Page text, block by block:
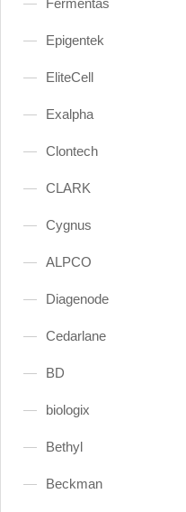
Fermentas
Epigentek
EliteCell
Exalpha
Clontech
CLARK
Cygnus
ALPCO
Diagenode
Cedarlane
BD
biologix
Bethyl
Beckman